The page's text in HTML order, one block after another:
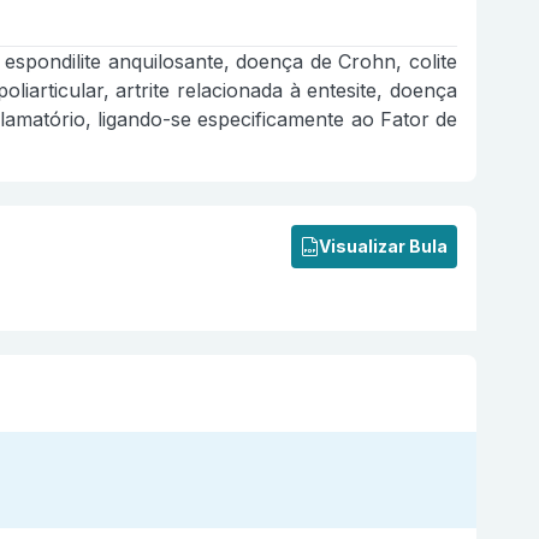
anquilosante, doença de Crohn, colite
artrite relacionada à entesite, doença
ligando-se especificamente ao Fator de
Visualizar Bula